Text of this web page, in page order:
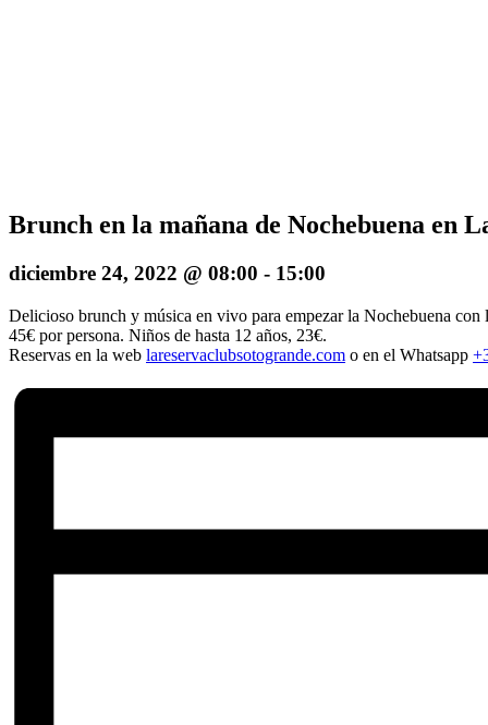
Brunch en la mañana de Nochebuena en
diciembre 24, 2022 @ 08:00 - 15:00
Delicioso brunch y música en vivo para empezar la Nochebuena con
45€ por persona. Niños de hasta 12 años, 23€.
Reservas en la web lareservaclubsotogrande.com o en el Whatsapp